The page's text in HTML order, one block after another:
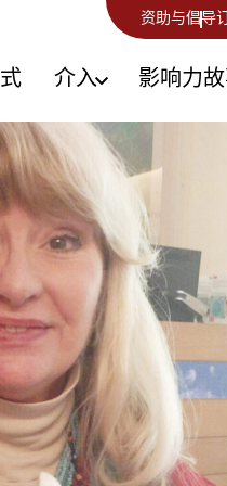
资助与倡导
介入 影响力